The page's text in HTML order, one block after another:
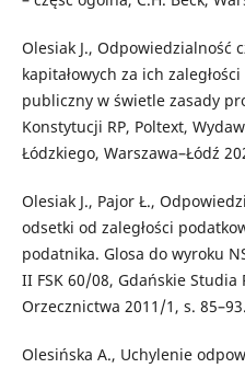
Olesiak J., Odpowiedzialność
kapitałowych za ich
publiczny w świetle zasady
Konstytucji RP, Poltext,
Łódzkiego, Warszawa–Łódź
Olesiak J., Pajor Ł.,
odsetki od zaległości
podatnika. Glosa do wyroku
II FSK 60/08, Gdańskie Studia
Orzecznictwa 2011/1, s. 85–93.
Olesińska A., Uchylenie